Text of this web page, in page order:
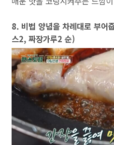
8. 비법 양념을 차례대로 부어
스2, 짜장가루2 순)